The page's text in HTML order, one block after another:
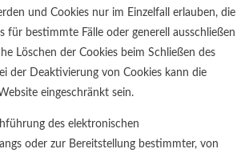
und Cookies nur im Einzelfall erlauben, die
für bestimmte Fälle oder generell ausschließen
Löschen der Cookies beim Schließen des
der Deaktivierung von Cookies kann die
eingeschränkt sein.
des elektronischen
oder zur Bereitstellung bestimmter, von